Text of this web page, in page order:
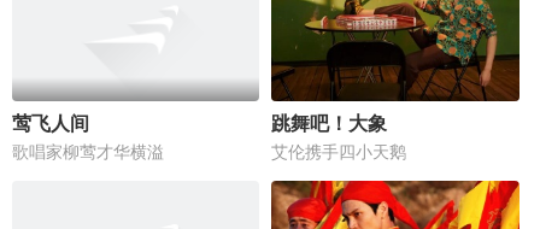
莺飞人间
歌唱家柳莺才华横溢
跳舞吧！大象
艾伦携手四小天鹅